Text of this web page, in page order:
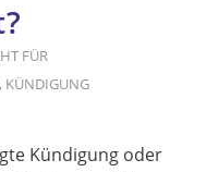
FÜR
KÜNDIGUNG
Kündigung oder